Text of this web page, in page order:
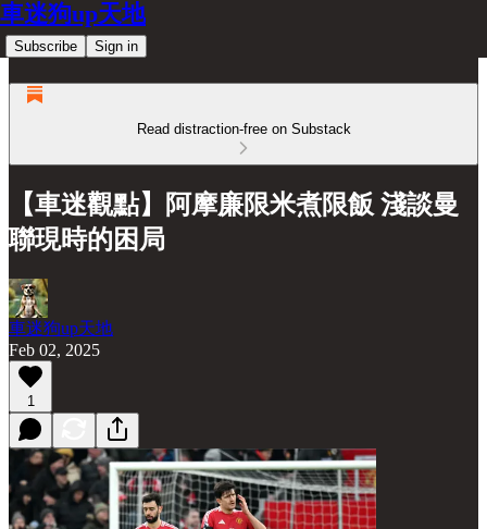
車迷狗up天地
Subscribe Sign in
Read distraction-free on Substack
【車迷觀點】阿摩廉限米煮限飯 淺談曼
聯現時的困局
車迷狗up天地
Feb 02, 2025
1